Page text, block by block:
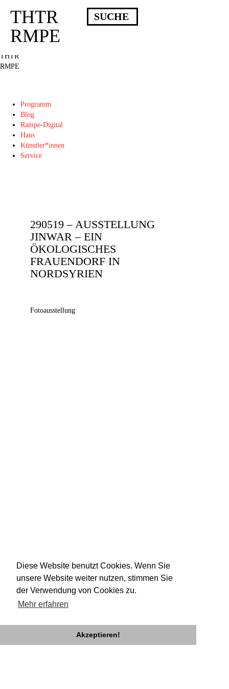
Diese Website benutzt Cookies. Wenn Sie
unsere Website weiter nutzen, stimmen Sie
der Verwendung von Cookies zu.
Mehr erfahren
Akzeptieren!
Deprecated : Die Funktion post_permalink ist seit Version 4.4.0 veraltet!
Verwende stattdessen get_permalink(). in
/homepages/10/d43051023/htdocs/wordpress/wp-includes/functions.php
THTR
RMPE
Programm
Blog
Rampe-Digital
Haus
Künstler*innen
Service
THTR
RMPE
290519 – AUSSTELLUNG
JINWAR – EIN
ÖKOLOGISCHES
FRAUENDORF IN
NORDSYRIEN
Fotoausstellung